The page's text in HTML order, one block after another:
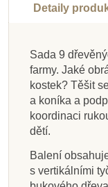
Na dotaz
Detoa
kostky
123 Kč
Na dotaz
Goki Puzzle -
zvířata
354 Kč
Na dotaz
PlanToys
skládací
399 Kč
Na dotaz
Little Dutch
plyšových
květiny a
630 Kč
Detaily
Sada 9
farmy. Jaké
kostek? Těšit
a koníka a
koordinaci
dětí.
Balení
s vertikálními